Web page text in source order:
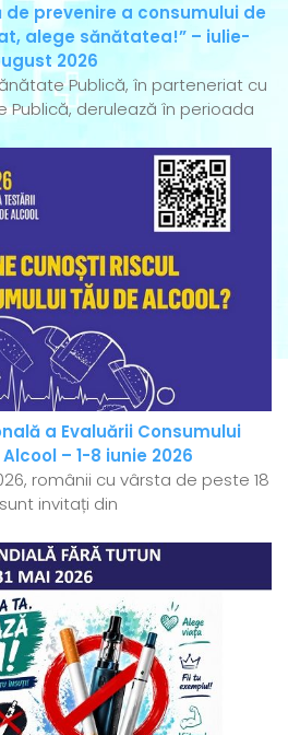
prevenire a consumului de
alege sănătatea!” – iulie-
2026
Publică, în parteneriat cu
Publică, derulează în perioada
a Evaluării Consumului
– 1-8 iunie 2026
românii cu vârsta de peste 18
invitați din